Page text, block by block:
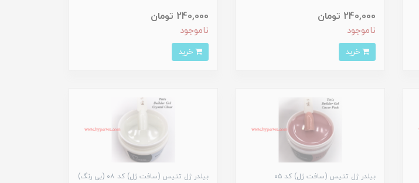
240,000 تومان
ناموجود
خرید
240,000 تومان
ناموجود
خرید
بیلدر ژل تتیس (سافت ژل) کد ۰۵ بیلدر ژل تتیس (سافت ژل) کد ۰۸ (بی رنگ)